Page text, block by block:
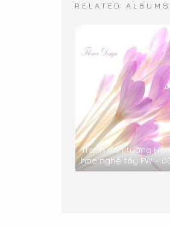
RELATED ALBUMS
Tranh dán tường Hàn
hoa nghệ tây FW -